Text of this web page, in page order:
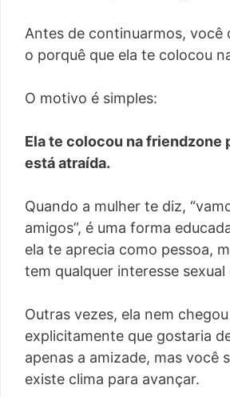
Antes de continuarmos, você
o porquê que ela te colocou
O motivo é simples:
Ela te colocou na friendzone
está atraída.
Quando a mulher te diz,
amigos”, é uma forma
ela te aprecia como pessoa,
tem qualquer interesse sexual
Outras vezes, ela nem
explicitamente que gostaria
apenas a amizade, mas você
existe clima para avançar.